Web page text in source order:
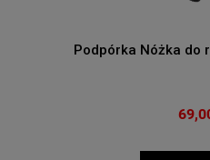
Podpórka Nóżka do